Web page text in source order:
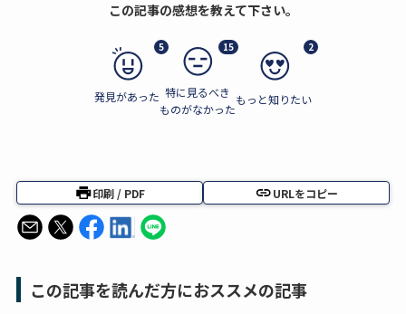
この記事の感想を教えて下さい。
5
発見があった
15
特に見るべき
ものがなかった
2
もっと知りたい
印刷 / PDF URLをコピー
この記事を読んだ方におススメの記事